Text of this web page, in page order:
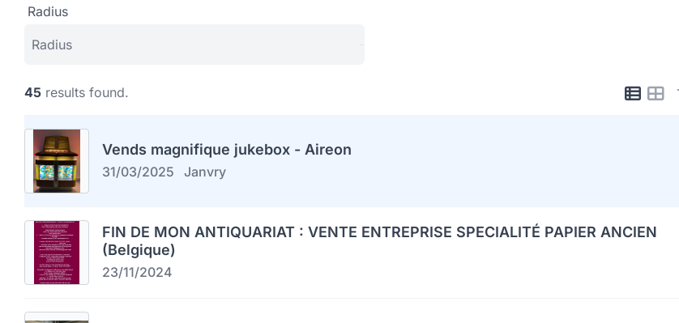
Radius
45 results found.
Vends magnifique jukebox - Aireon
31/03/2025 Janvry
FIN DE MON ANTIQUARIAT : VENTE ENTREPRISE SPECIALITÉ PAPIER ANCIEN
(Belgique)
23/11/2024